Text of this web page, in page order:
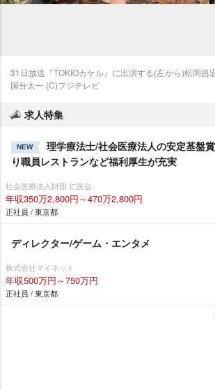
31日放送『TOKIOカケル』に出演する(左から)松岡昌
国分太一 (C)フジテレビ
求人特集
NEW
理学療法士/社会医療法人の安定基盤
り職員レストランなど福利厚生が充実
社会医療法人財団 仁医会
年収350万2,800円～470万2,800円
正社員 / 東京都
ディレクター/ゲーム・エンタメ
株式会社マイネット
年収500万円～750万円
正社員 / 東京都